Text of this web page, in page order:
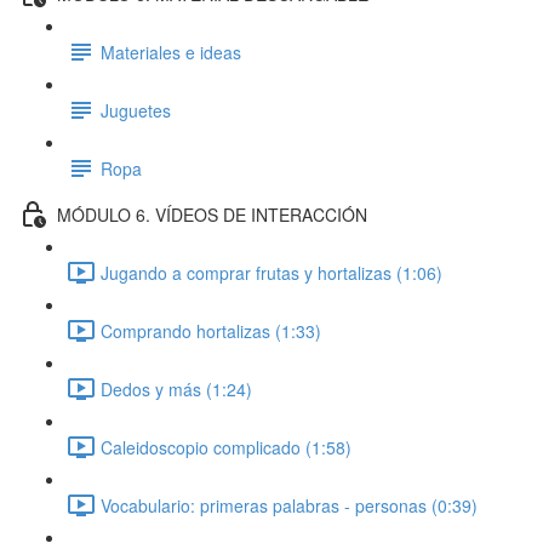
Materiales e ideas
Juguetes
Ropa
MÓDULO 6. VÍDEOS DE INTERACCIÓN
Jugando a comprar frutas y hortalizas (1:06)
Comprando hortalizas (1:33)
Dedos y más (1:24)
Caleidoscopio complicado (1:58)
Vocabulario: primeras palabras - personas (0:39)